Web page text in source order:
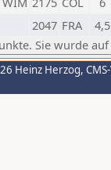
2047 FRA
4,5
Sie wurde
Heinz Herzog,